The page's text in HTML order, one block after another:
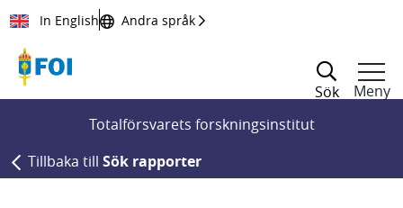
Till innehållet
In English Andra språk
Sök
Meny
Totalförsvarets forskningsinstitut
Tillbaka till Sök rapporter